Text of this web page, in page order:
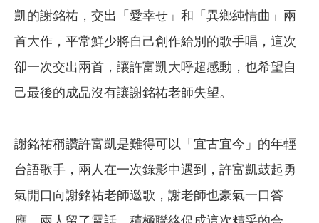
凱的謝銘祐，交出「愛幸せ」和「異鄉純情曲」兩
首大作，平常鮮少將自己創作給別的歌手唱，這次
卻一次交出兩首，讓許富凱大呼超感動，也希望自
己最後的成品沒有讓謝銘祐老師失望。
謝銘祐稱讚許富凱是難得可以「宜古宜今」的年輕
台語歌手，兩人在一次錄影中遇到，許富凱鼓起勇
氣開口向謝銘祐老師邀歌，謝老師也豪氣一口答